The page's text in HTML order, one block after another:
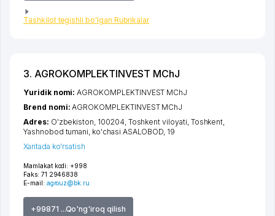
Tashkilot tegishli bo'lgan Rubrikalar
3. AGROKOMPLEKTINVEST MChJ
Mamlakat kodi: +998
Faks: 71 2946838
E-mail: agrouz@bk.ru
+99871 ...Qo'ng'iroq qilish
Yuridik nomi:AGROKOMPLEKTINVEST MChJ
Brend nomi:AGROKOMPLEKTINVEST MChJ
Adres: O'zbekiston, 100204, Toshkent viloyati, Toshkent,
Yashnobod tumani, ko'chasi ASALOBOD, 19
Xaritada ko'rsatish